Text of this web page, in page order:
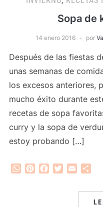
Sopa de
14 enero 2016 por
Después de las fiestas
unas semanas de
los excesos anteriores,
mucho éxito durante
recetas de sopa
curry y la sopa de
estoy probando […]
WhatsApp
PinterestFacebook
Twitter
Email